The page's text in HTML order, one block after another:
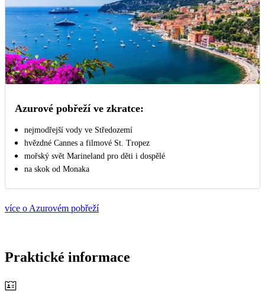
Azurové pobřeží ve zkratce:
nejmodřejší vody ve Středozemí
hvězdné Cannes a filmové St. Tropez
mořský svět Marineland pro děti i dospělé
na skok od Monaka
více o Azurovém pobřeží
Praktické informace